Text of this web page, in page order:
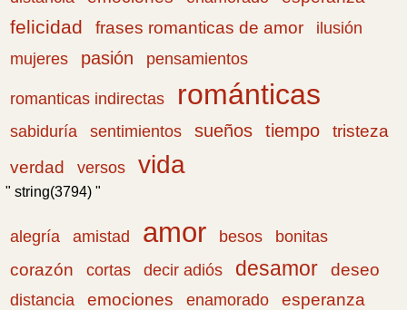
felicidad frases romanticas de amor
ilusión
mujeres
pasión pensamientos
romanticas indirectas románticas
sabiduría sentimientos sueños tiempo
tristeza
verdad
versos vida
" string(3794) "
alegría amistad amor besos
bonitas
corazón
cortas decir adiós desamor deseo
distancia emociones enamorado esperanza